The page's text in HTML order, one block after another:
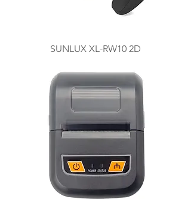
SUNLUX XL-RW10 2D